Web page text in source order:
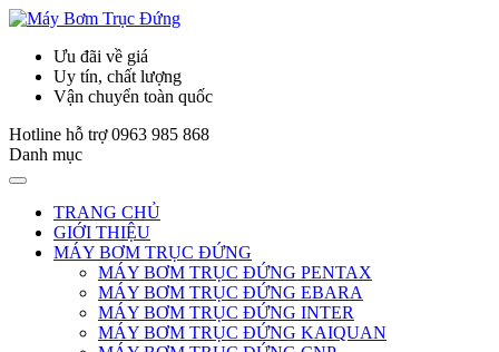
Ưu đãi về giá
Uy tín, chất lượng
Vận chuyển toàn quốc
Hotline hỗ trợ 0963 985 868
Danh mục
TRANG CHỦ
GIỚI THIỆU
MÁY BƠM TRỤC ĐỨNG
MÁY BƠM TRỤC ĐỨNG PENTAX
MÁY BƠM TRỤC ĐỨNG EBARA
MÁY BƠM TRỤC ĐỨNG INTER
MÁY BƠM TRỤC ĐỨNG KAIQUAN